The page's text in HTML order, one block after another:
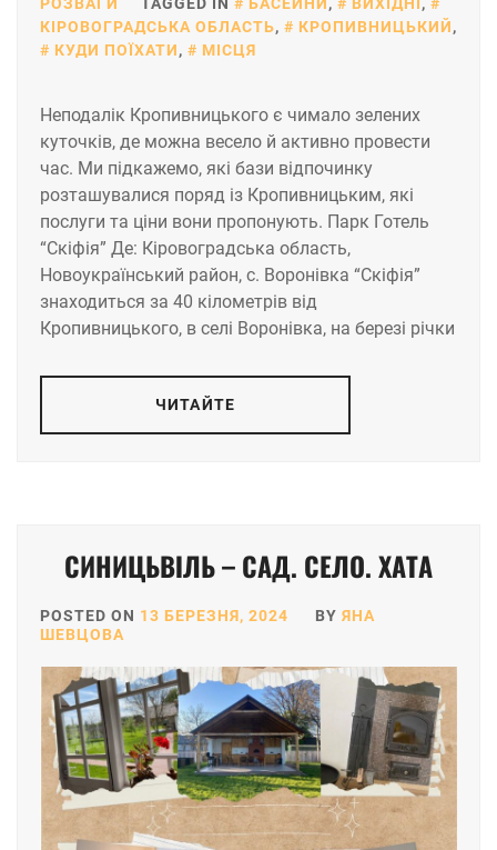
КІРОВОГРАДСЬКА ОБЛАСТЬ, КРОПИВНИЦЬКИЙ,
КУДИ ПОЇХАТИ, МІСЦЯ
Неподалік Кропивницького є чимало зелених
куточків, де можна весело й активно провести
час. Ми підкажемо, які бази відпочинку
розташувалися поряд із Кропивницьким, які
послуги та ціни вони пропонують. Парк Готель
“Скіфія” Де: Кіровоградська область,
Новоукраїнський район, с. Воронівка “Скіфія”
знаходиться за 40 кілометрів від
Кропивницького, в селі Воронівка, на березі річки
ЧИТАЙТЕ
СИНИЦЬВІЛЬ – САД. СЕЛО. ХАТА
POSTED ON 13 БЕРЕЗНЯ, 2024 BY ЯНА
ШЕВЦОВА